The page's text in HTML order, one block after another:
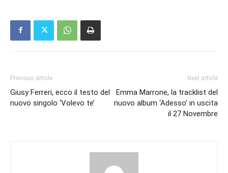
Previous article
Giusy Ferreri, ecco il testo del
nuovo singolo ‘Volevo te’
Next article
Emma Marrone, la tracklist del
nuovo album ‘Adesso’ in uscita
il 27 Novembre